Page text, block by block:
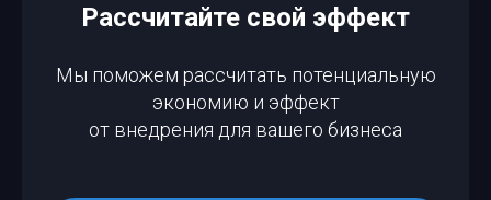
Рассчитайте свой эффект
Мы поможем рассчитать потенциальную
экономию и эффект
от внедрения для вашего бизнеса